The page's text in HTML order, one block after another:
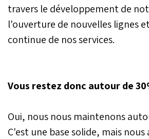
travers le développement de
l'ouverture de nouvelles lignes
continue de nos services.
Vous restez donc autour de
Oui, nous nous maintenons
C'est une base solide, mais nous